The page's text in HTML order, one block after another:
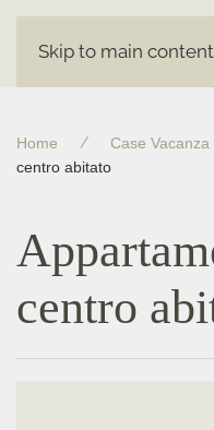
Skip to main content
Home Case
centro abitato
centro